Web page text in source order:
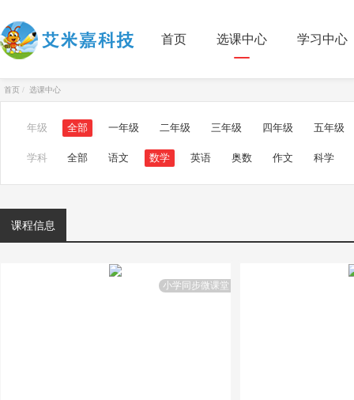
首页 选课中心 学习中心
首页 选课中心
年级 全部 一年级 二年级 三年级 四年级 五年级
学科 全部 语文 数学 英语 奥数 作文 科学
课程信息
小学同步微课堂